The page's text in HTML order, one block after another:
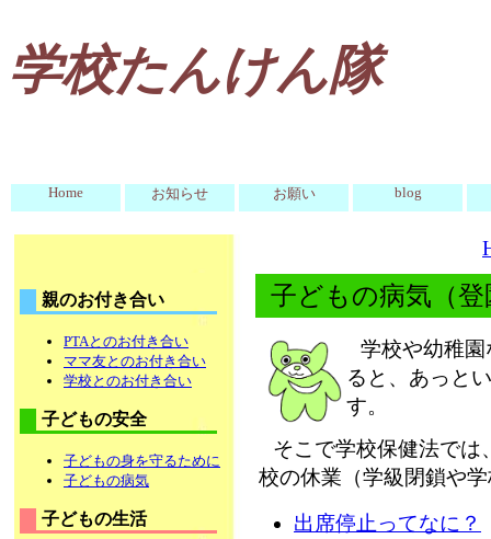
学校たんけん隊
Home お知らせ お願い blog
親のお付き合い
PTAとのお付き合い
ママ友とのお付き合い
学校とのお付き合い
子どもの安全
子どもの身を守るために
子どもの病気
子どもの生活
子どもの病気（
学校や幼稚
ると、あっと
す。
そこで学校保健法では
校の休業（学級閉鎖や
出席停止ってなに？